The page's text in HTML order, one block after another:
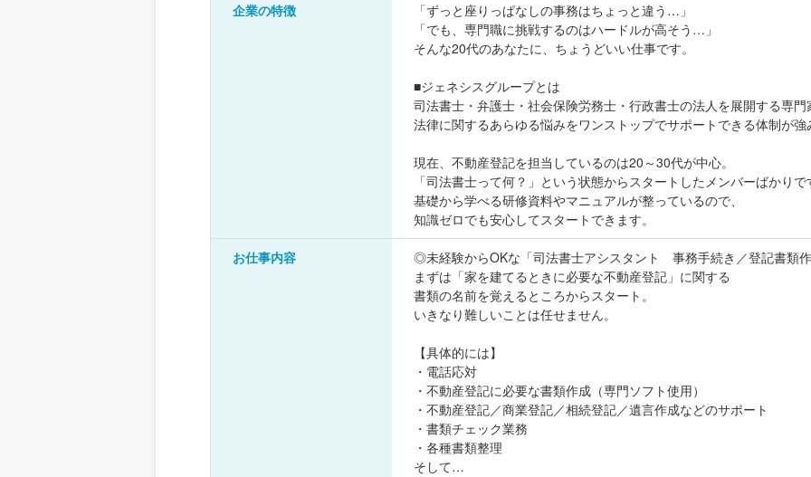
企業の特徴
「ずっと座りっぱなしの事務はちょっと違う…」
「でも、専門職に挑戦するのはハードルが高そう…」
そんな20代のあなたに、ちょうどいい仕事です。
■ジェネシスグループとは
司法書士・弁護士・社会保険労務士・行政書士の法人を展開する専
法律に関するあらゆる悩みをワンストップでサポートできる体制が強
現在、不動産登記を担当しているのは20～30代が中心。
「司法書士って何？」という状態からスタートしたメンバーばかりで
基礎から学べる研修資料やマニュアルが整っているので、
知識ゼロでも安心してスタートできます。
お仕事内容
◎未経験からOKな「司法書士アシスタント 事務手続き／登記書類
まずは「家を建てるときに必要な不動産登記」に関する
書類の名前を覚えるところからスタート。
いきなり難しいことは任せません。
【具体的には】
・電話応対
・不動産登記に必要な書類作成（専門ソフト使用）
・不動産登記／商業登記／相続登記／遺言作成などのサポート
・書類チェック業務
・各種書類整理
そして…